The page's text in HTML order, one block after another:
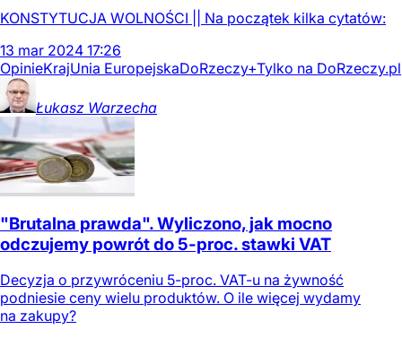
KONSTYTUCJA WOLNOŚCI || Na początek kilka cytatów:
13 mar 2024 17:26
OpinieKrajUnia EuropejskaDoRzeczy+Tylko na DoRzeczy.pl
Łukasz Warzecha
"Brutalna prawda". Wyliczono, jak mocno
odczujemy powrót do 5-proc. stawki VAT
Decyzja o przywróceniu 5-proc. VAT-u na żywność
podniesie ceny wielu produktów. O ile więcej wydamy
na zakupy?